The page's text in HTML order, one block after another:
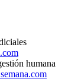
humana